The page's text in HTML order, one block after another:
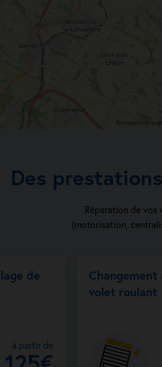
Des
Réparation de
(motorisation,
de
à partir de
volet roulant